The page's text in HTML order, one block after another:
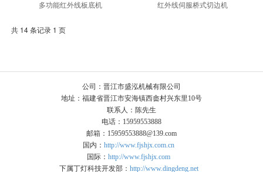
多功能红外线板底机 红外线伺服桥式切边机
共 14 条记录 1 页
公司：晋江市盛泓机械有限公司
地址：福建省晋江市安海镇西畲村兴东里10号
联系人：陈先生
电话：15959553888
邮箱：15959553888@139.com
国内： http://www.fjshjx.com.cn
国际： http://www.fjshjx.com
下属丁灯科技开发部： http://www.dingdeng.net